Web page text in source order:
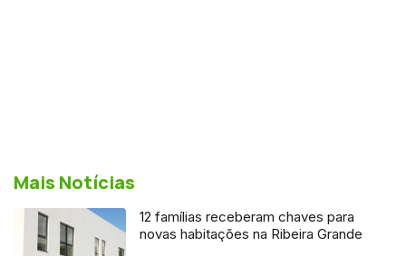
Mais Notícias
12 famílias receberam chaves para
novas habitações na Ribeira Grande